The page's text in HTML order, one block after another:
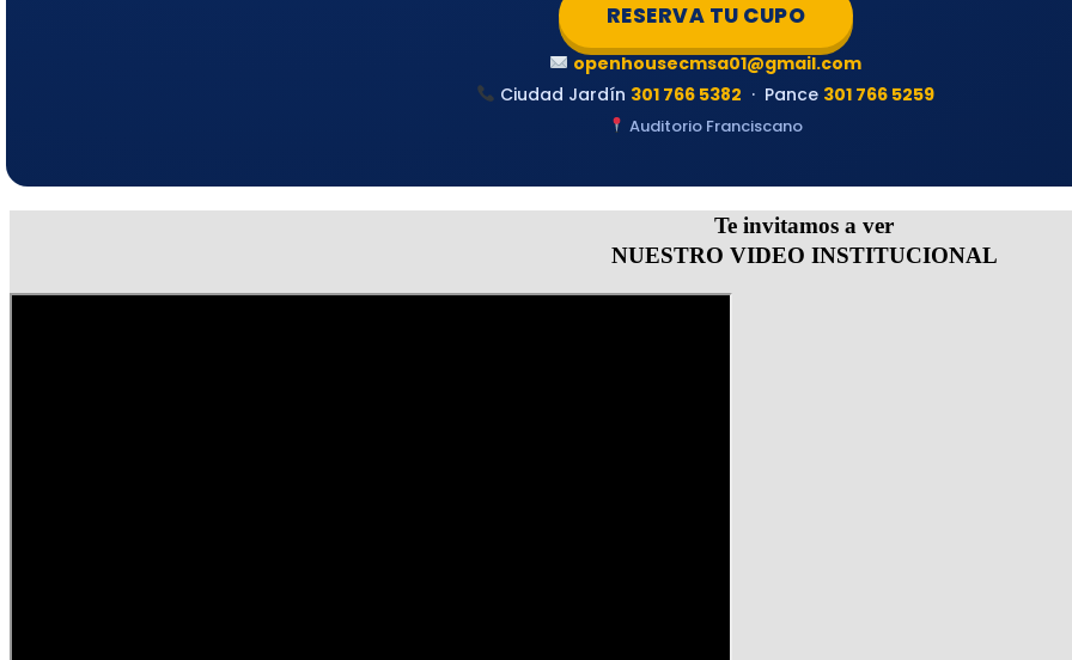
RESERVA TU CUPO
openhousecmsa01@gmail.com
Ciudad Jardín 301 766 5382 · Pance 301 766 5259
Auditorio Franciscano
Te invitamos a ver
NUESTRO VIDEO INSTITUCIONAL